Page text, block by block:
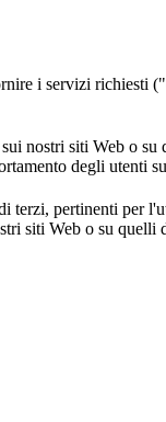
i servizi richiesti
nostri siti Web o su
degli utenti
pertinenti per
siti Web o su quelli